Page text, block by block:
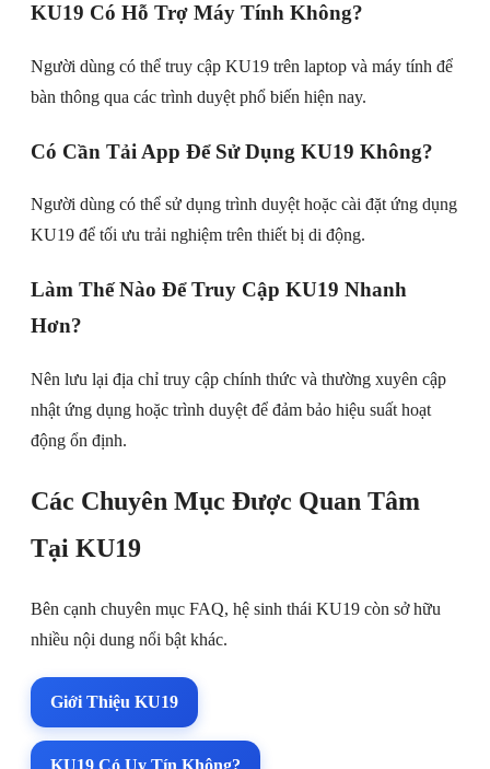
KU19 Có Hỗ Trợ Máy Tính Không?
Người dùng có thể truy cập KU19 trên laptop và máy tính để
bàn thông qua các trình duyệt phổ biến hiện nay.
Có Cần Tải App Để Sử Dụng KU19 Không?
Người dùng có thể sử dụng trình duyệt hoặc cài đặt ứng dụng
KU19 để tối ưu trải nghiệm trên thiết bị di động.
Làm Thế Nào Để Truy Cập KU19 Nhanh
Hơn?
Nên lưu lại địa chỉ truy cập chính thức và thường xuyên cập
nhật ứng dụng hoặc trình duyệt để đảm bảo hiệu suất hoạt
động ổn định.
Các Chuyên Mục Được Quan Tâm
Tại KU19
Bên cạnh chuyên mục FAQ, hệ sinh thái KU19 còn sở hữu
nhiều nội dung nổi bật khác.
Giới Thiệu KU19
KU19 Có Uy Tín Không?